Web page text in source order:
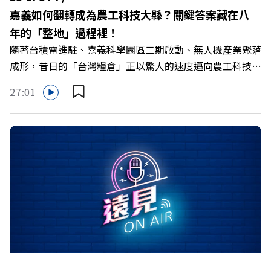
嘉義如何翻轉成為農工科技大縣？關鍵答案藏在八
年的「整地」過程裡！
隨著台積電進駐、嘉義科學園區二期啟動、無人機產業聚落
成形，昔日的「台灣糧倉」正以驚人的速度邁向農工科技大
縣。在智慧農業、精品農產與「嘉義優鮮」品牌同步升級的
推動下，嘉義縣政府成功打破過往傳統農業縣的侷限，讓返
鄉子弟不僅能「回得來、留得下、活得好」，更為地方累積
迎向黃金十年的發展動能。 本集《遠見ON AIR》邀請嘉義
縣長翁章梁、立法委員蔡易餘、財信傳媒集團董事長謝金
河、紙風車劇團創辦人李永豐、以及嘉義縣人力發展所所長
許喻理。帶你深入剖析《嘉義被看見了》書中收錄的八年轉
型故事，讀懂這段洗天換地的歷程，並共同看見下一個黃金
十年的發展藍圖！ 🔺翁章梁縣長如何攜手團隊，在大牌林
立的科技版圖中搶先卡位亞創中心？🔺品牌如何雙重升級，
化傳統作物為高價值的精品品牌？🔺如何將自身的失敗學，
27:01